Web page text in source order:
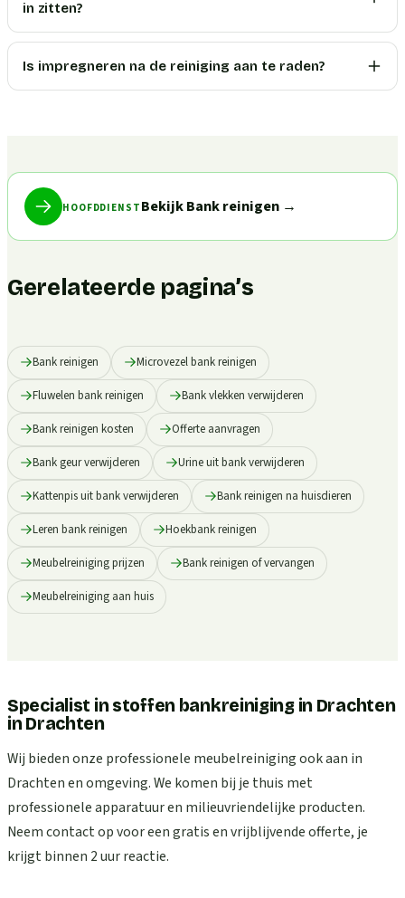
in zitten?
Is impregneren na de reiniging aan te raden?
HOOFDDIENST Bekijk Bank reinigen→
Gerelateerde pagina’s
Bank reinigen Microvezel bank reinigen
Fluwelen bank reinigen Bank vlekken verwijderen
Bank reinigen kosten Offerte aanvragen
Bank geur verwijderen Urine uit bank verwijderen
Kattenpis uit bank verwijderen Bank reinigen na huisdieren
Leren bank reinigen Hoekbank reinigen
Meubelreiniging prijzen Bank reinigen of vervangen
Meubelreiniging aan huis
Specialist in stoffen bankreiniging in Drachten
inDrachten
Wij bieden onze professionele meubelreiniging ook aan in
Drachten en omgeving. We komen bij je thuis met
professionele apparatuur en milieuvriendelijke producten.
Neem contact op voor een gratis en vrijblijvende offerte, je
krijgt binnen 2 uur reactie.